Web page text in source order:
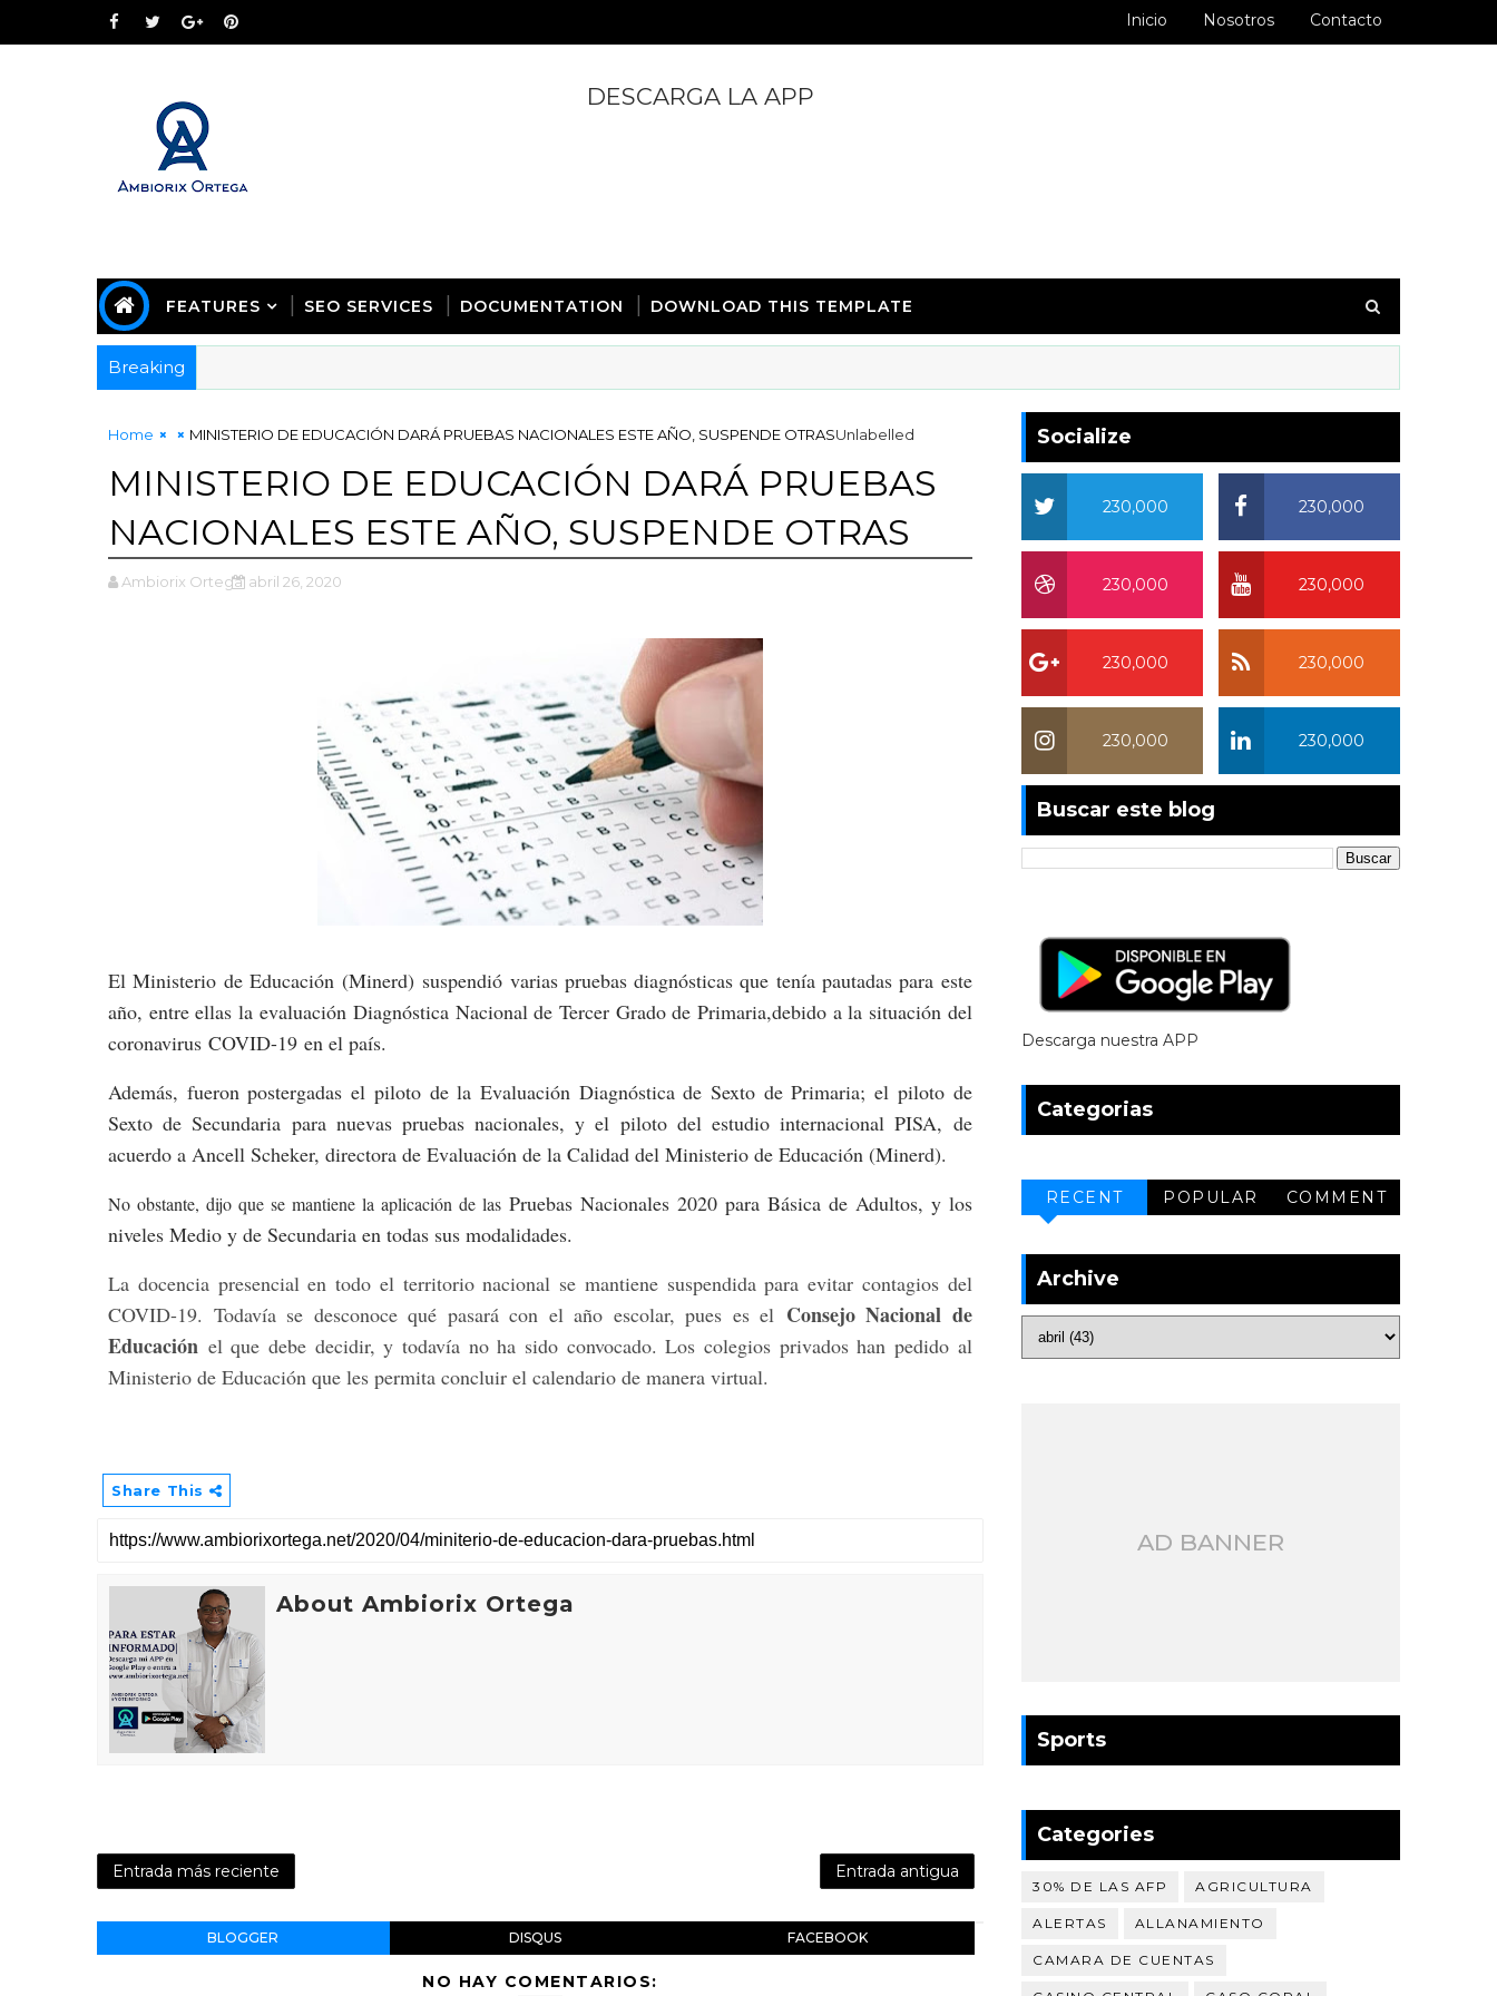
Inicio Nosotros Contacto
DESCARGA LA APP
FEATURES SEO SERVICES DOCUMENTATION DOWNLOAD THIS TEMPLATE
Breaking
Home Unlabelled
MINISTERIO DE EDUCACIÓN DARÁ PRUEBAS NACIONALES ESTE AÑO, SUSPENDE OTRAS
MINISTERIO DE EDUCACIÓN DARÁ PRUEBAS
NACIONALES ESTE AÑO, SUSPENDE OTRAS
Ambiorix Ortega abril 26, 2020
El Ministerio de Educación (Minerd) suspendió varias pruebas diagnósticas que tenía pautadas para este
año, entre ellas la evaluaciónDiagnóstica Nacional de Tercer Grado de Primaria,debido a la situación del
coronavirus COVID-19 en el país.
Además, fueron postergadas el piloto de la Evaluación Diagnóstica de Sexto de Primaria; el piloto de
Sexto de Secundaria para nuevas pruebas nacionales, y el piloto del estudio internacional PISA, de
acuerdo a Ancell Scheker, directora de Evaluación de la Calidad del Ministerio de Educación (Minerd).
No obstante, dijo que se mantiene la aplicación de las Pruebas Nacionales 2020 para Básica de Adultos, y los
niveles Medio y de Secundaria en todas sus modalidades.
La docencia presencial en todo el territorio nacional se mantiene suspendida para evitar contagios del
COVID-19. Todavía se desconoce qué pasará con el año escolar, pues es el Consejo Nacional de
Educación el que debe decidir, y todavía no ha sido convocado. Los colegios privados han pedido al
Ministerio de Educación que les permita concluir el calendario de manera virtual.
Share This
About Ambiorix Ortega
Entrada más reciente Entrada antigua
BLOGGER DISQUS FACEBOOK
NO HAY COMENTARIOS:
Socialize
230,000
230,000
230,000
230,000
230,000
230,000
230,000
230,000
Buscar este blog
Descarga nuestra APP
Categorias
RECENT POPULAR COMMENT
Archive
AD BANNER
Sports
Categories
30% DE LAS AFP AGRICULTURA
ALERTAS ALLANAMIENTO
CAMARA DE CUENTAS